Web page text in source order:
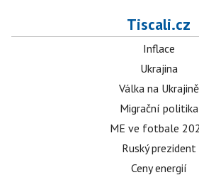
Tiscali.cz
Inflace
Ukrajina
Válka na Ukrajině
Migrační politika
ME ve fotbale
Ruský prezident
Ceny energií